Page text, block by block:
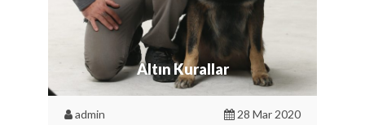
Altın Kurallar
admin 28 Mar 2020